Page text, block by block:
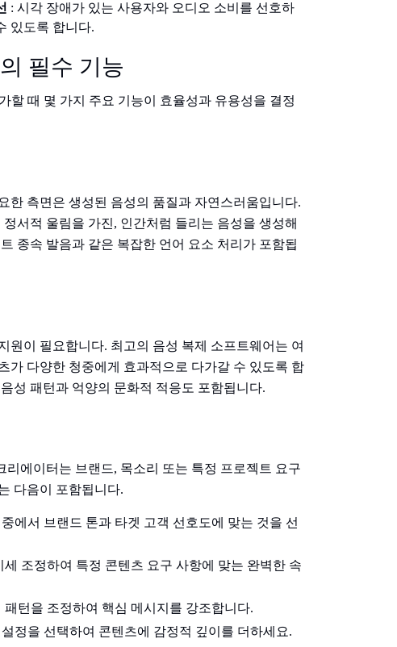
: 시각 장애가 있는 사용자와 오디오 소비를 선호하
있도록 합니다.
의 필수 기능
할 때 몇 가지 주요 기능이 효율성과 유용성을 결정
한 측면은 생성된 음성의 품질과 자연스러움입니다.
서적 울림을 가진, 인간처럼 들리는 음성을 생성해
종속 발음과 같은 복잡한 언어 요소 처리가 포함됩
원이 필요합니다. 최고의 음성 복제 소프트웨어는 여
가 다양한 청중에게 효과적으로 다가갈 수 있도록 합
성 패턴과 억양의 문화적 적응도 포함됩니다.
에이터는 브랜드, 목소리 또는 특정 프로젝트 요구
다음이 포함됩니다.
에서 브랜드 톤과 타겟 고객 선호도에 맞는 것을 선
세 조정하여 특정 콘텐츠 요구 사항에 맞는 완벽한 속
패턴을 조정하여 핵심 메시지를 강조합니다.
정을 선택하여 콘텐츠에 감정적 깊이를 더하세요.